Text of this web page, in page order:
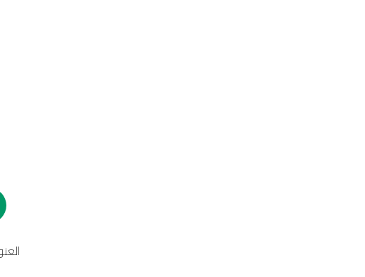
العنوان: ٤٥ شارع قمبيز –